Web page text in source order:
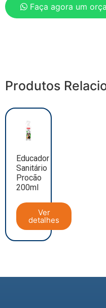
Faça agora um
Produtos
Educador
Sanitário
Procão
200ml
Ver
detalhes